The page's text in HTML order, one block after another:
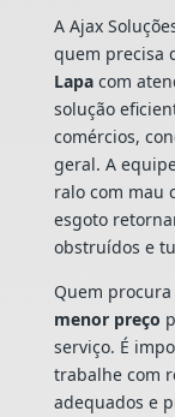
A Ajax
quem precisa
Lapacom
solução
comércios,
geral. A
ralo com mau
esgoto
obstruídos e
Quem
menor preço
serviço. É
trabalhe com
adequados e